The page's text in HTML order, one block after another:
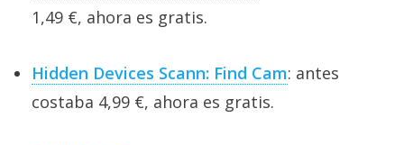
1,49 €, ahora es gratis.
Hidden Devices Scann: Find Cam: antes
costaba 4,99 €, ahora es gratis.